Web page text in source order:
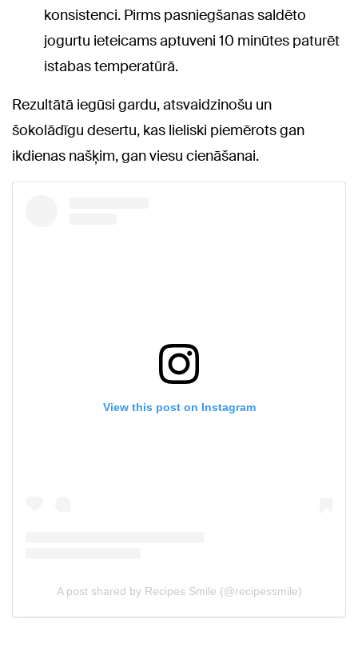
konsistenci. Pirms pasniegšanas saldēto
jogurtu ieteicams aptuveni 10 minūtes paturēt
istabas temperatūrā.
Rezultātā iegūsi gardu, atsvaidzinošu un
šokolādīgu desertu, kas lieliski piemērots gan
ikdienas našķim, gan viesu cienāšanai.